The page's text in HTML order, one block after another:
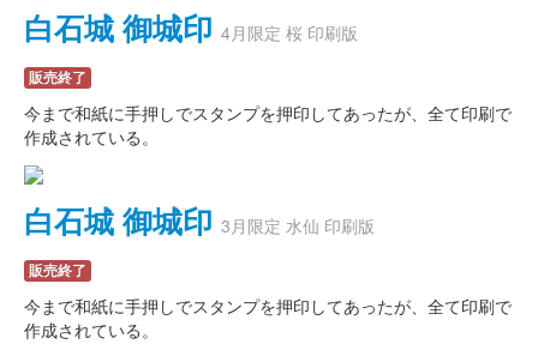
白石城 御城印 4月限定 桜 印刷版
販売終了
今まで和紙に手押しでスタンプを押印してあったが、全て印刷で
作成されている。
白石城 御城印 3月限定 水仙 印刷版
販売終了
今まで和紙に手押しでスタンプを押印してあったが、全て印刷で
作成されている。